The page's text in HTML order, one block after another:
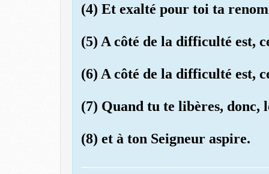
(4) Et exalté pour toi ta
(5) A côté de la difficulté est,
(6) A côté de la difficulté est,
(7) Quand tu te libères, donc,
(8) et à ton Seigneur aspire.